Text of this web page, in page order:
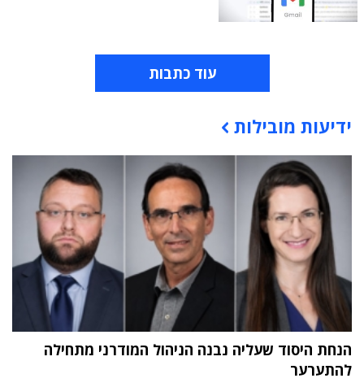
עוד כתבות
תוכן פרסומי
ידיעות מובילות
הנחת היסוד שעליה נבנה הניהול המודרני מתחילה
להתערער